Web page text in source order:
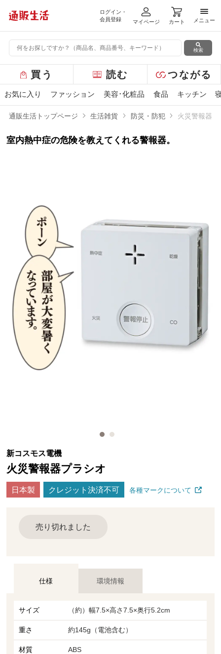
ログイン・
会員登録
マイページ カート
メニ
メニュー
検索
ー
バ
ュ
買う 読む つながる
お気に入り ファッション 美容･化粧品 食品 キッチン
通販生活トップページ 生活雑貨 防災・防犯 火災警報器プ
室内熱中症の危険を教えてくれる警報器。
新コスモス電機
火災警報器プラシオ
日本製 クレジット決済不可 各種マークについて
売り切れました
仕様 環境情報
サイズ （約）幅7.5×高さ7.5×奥行5.2cm
重さ 約145g（電池含む）
材質 ABS